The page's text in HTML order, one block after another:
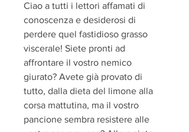
Ciao a tutti i lettori affamati di
conoscenza e desiderosi di
perdere quel fastidioso grasso
viscerale! Siete pronti ad
affrontare il vostro nemico
giurato? Avete già provato di
tutto, dalla dieta del limone alla
corsa mattutina, ma il vostro
pancione sembra resistere alle